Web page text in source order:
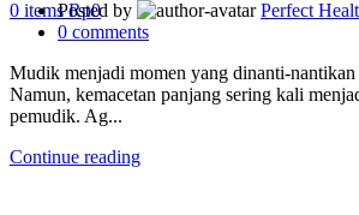
0 items Rp0
Posted by
Perfect
0 comments
Mudik menjadi momen yang dinanti-nantikan
Namun, kemacetan panjang sering kali
pemudik. Ag...
Continue reading